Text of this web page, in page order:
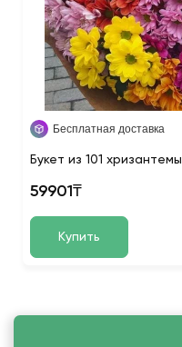
Бесплатная доставка
Букет из 101 хризантемы
59901₸
Купить